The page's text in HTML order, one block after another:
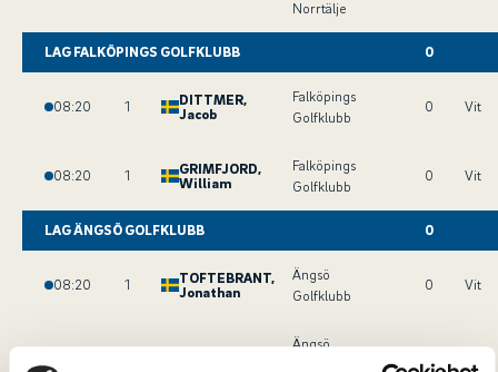
Norrtälje
LAG FALKÖPINGS GOLFKLUBB 0
08:20 1 DITTMER,
Jacob
Falköpings
Golfklubb
0 Vit
08:20 1 GRIMFJORD,
William
Falköpings
Golfklubb
0 Vit
LAG ÄNGSÖ GOLFKLUBB 0
08:20 1 TOFTEBRANT,
Jonathan
Ängsö
Golfklubb
0 Vit
Ängsö